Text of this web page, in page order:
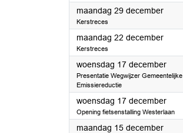
maandag 29 december2025
Kerstreces
maandag 22 december2025
Kerstreces
woensdag 17 december2025
Presentatie Wegwijzer Gemeentelijke
Emissiereductie
woensdag 17 december2025
Opening fietsenstalling Westerlaan
maandag 15 december2025